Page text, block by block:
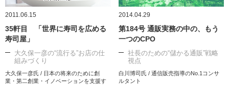
2011.06.15
35軒目 「世界に寿司を広める
寿司屋」
大久保一彦の“流行る”お店の仕
組みづくり
大久保一彦氏 / 日本の将来のために創
業・第二創業・イノベーションを支援す
2014.04.29
第184号 通販実務の中の、もう
一つのCPO
社長のための“儲かる通販”戦略
視点
白川博司氏 / 通信販売指導のNo.1コンサ
ルタント